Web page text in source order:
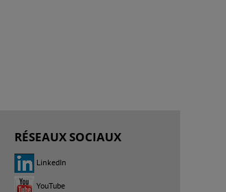
RÉSEAUX SOCIAUX
LinkedIn
YouTube